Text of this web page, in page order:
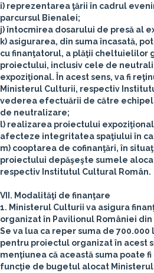
i) reprezentarea ţării în cadrul
parcursul Bienalei;
j) întocmirea dosarului de presă al
k) asigurarea, din suma încasată,
cu finanţatorul, a plăţii cheltuielilor
proiectului, inclusiv cele de
expoziţional. În acest sens, va fi
Ministerul Culturii, respectiv
vederea efectuării de către
de neutralizare;
l) realizarea proiectului
afecteze integritatea spaţiului în
m) cooptarea de cofinanţări, în
proiectului depăşeşte sumele
respectiv Institutul Cultural Român.
VII. Modalităţi de finanţare
1. Ministerul Culturii va asigura
organizat în Pavilionul României
Se va lua ca reper suma de
pentru proiectul organizat în acest
menţiunea că această suma poate
funcţie de bugetul alocat